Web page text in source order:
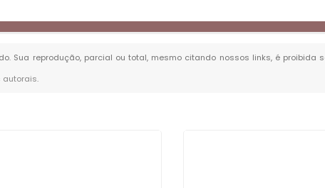
Sua reprodução, parcial ou total, mesmo citando nossos links, é proibida
autorais.